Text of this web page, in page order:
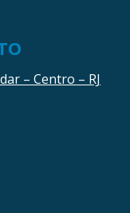
– Centro – RJ